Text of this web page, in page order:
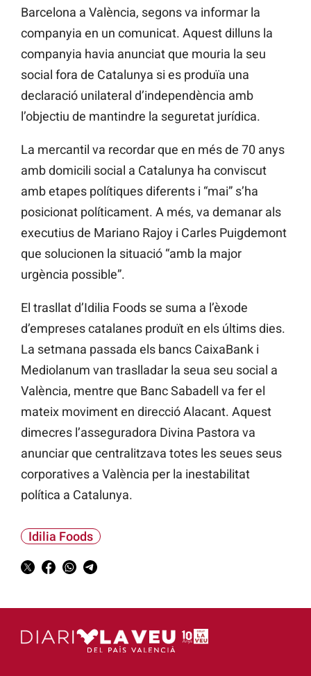
Barcelona a València, segons va informar la
companyia en un comunicat. Aquest dilluns la
companyia havia anunciat que mouria la seu
social fora de Catalunya si es produïa una
declaració unilateral d’independència amb
l’objectiu de mantindre la seguretat jurídica.
La mercantil va recordar que en més de 70 anys
amb domicili social a Catalunya ha conviscut
amb etapes polítiques diferents i “mai” s’ha
posicionat políticament. A més, va demanar als
executius de Mariano Rajoy i Carles Puigdemont
que solucionen la situació “amb la major
urgència possible”.
El trasllat d’Idilia Foods se suma a l’èxode
d’empreses catalanes produït en els últims dies.
La setmana passada els bancs CaixaBank i
Mediolanum van traslladar la seua seu social a
València, mentre que Banc Sabadell va fer el
mateix moviment en direcció Alacant. Aquest
dimecres l’asseguradora Divina Pastora va
anunciar que centralitzava totes les seues seus
corporatives a València per la inestabilitat
política a Catalunya.
Idilia Foods